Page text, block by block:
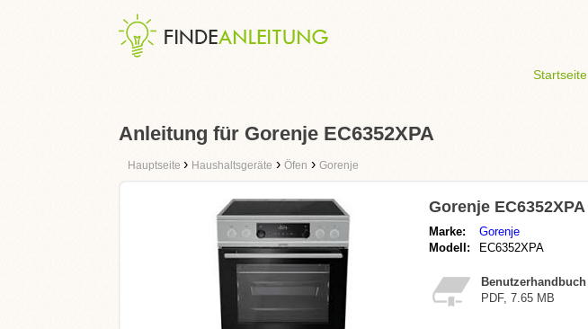
Startseite
Anleitung für Gorenje EC6352XPA
Hauptseite › Haushaltsgeräte › Öfen › Gorenje
Gorenje EC6352XPA
Marke:
Gorenje
Modell:
EC6352XPA
Benutzerhandbuch
PDF, 7.65 MB